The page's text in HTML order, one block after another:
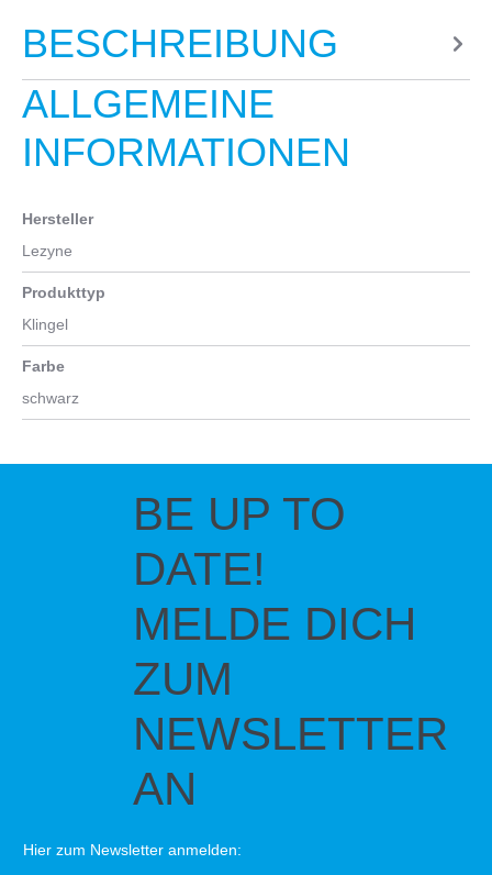
BESCHREIBUNG
ALLGEMEINE
INFORMATIONEN
Hersteller
Lezyne
Produkttyp
Klingel
Farbe
schwarz
BE UP TO
DATE!
MELDE DICH
ZUM
NEWSLETTER
AN
Hier zum Newsletter anmelden: